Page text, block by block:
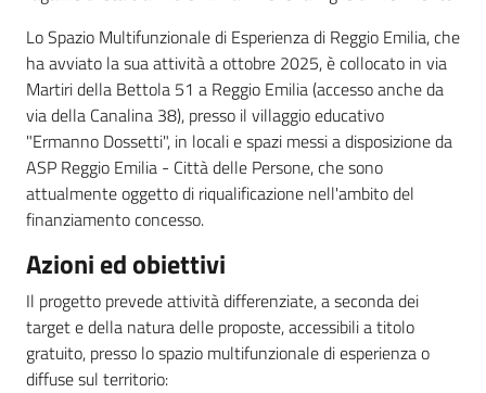
Lo Spazio Multifunzionale di Esperienza di Reggio Emilia, che
ha avviato la sua attività a ottobre 2025, è collocato in via
Martiri della Bettola 51 a Reggio Emilia (accesso anche da
via della Canalina 38), presso il villaggio educativo
"Ermanno Dossetti", in locali e spazi messi a disposizione da
ASP Reggio Emilia - Città delle Persone, che sono
attualmente oggetto di riqualificazione nell'ambito del
finanziamento concesso.
Azioni ed obiettivi
Il progetto prevede attività differenziate, a seconda dei
target e della natura delle proposte, accessibili a titolo
gratuito, presso lo spazio multifunzionale di esperienza o
diffuse sul territorio: